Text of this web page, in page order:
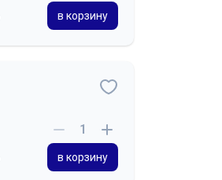
в корзину
в корзину